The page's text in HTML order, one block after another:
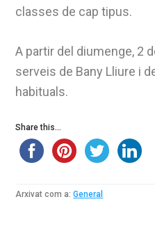
classes de cap tipus.
A partir del diumenge, 2
serveis de Bany Lliure i
habituals.
Share this...
Arxivat com a:General